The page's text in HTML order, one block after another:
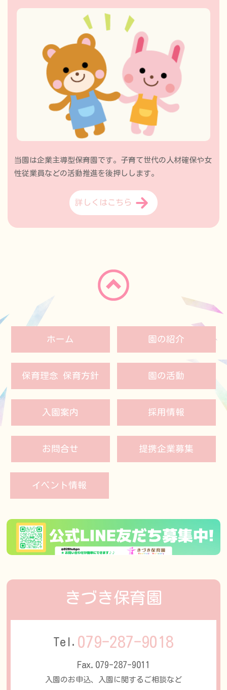
当園は企業主導型保育園です。子育て世代の人材確保や女
性従業員などの活動推進を後押しします。
詳しくはこちら
ホーム 園の紹介
保育理念 保育方針 園の活動
入園案内 採用情報
お問合せ 提携企業募集
イベント情報
きづき保育園
Tel. 079-287-9018
Fax.079-287-9011
入園のお申込、入園に関するご相談など